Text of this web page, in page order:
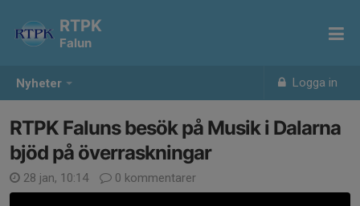
Nyheter Logga in
RTPK
Falun
RTPK Faluns besök på Musik i Dalarna
bjöd på överraskningar
28 jan, 10:14 0 kommentarer